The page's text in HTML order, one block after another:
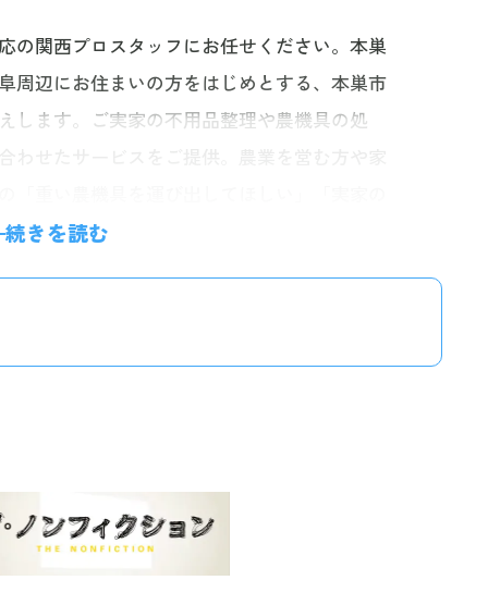
の関西プロスタッフにお任せください。本巣
周辺にお住まいの方をはじめとする、本巣市
します。ご実家の不用品整理や農機具の処
悩みにも迅速に対応いたします。また、自
続きを読む